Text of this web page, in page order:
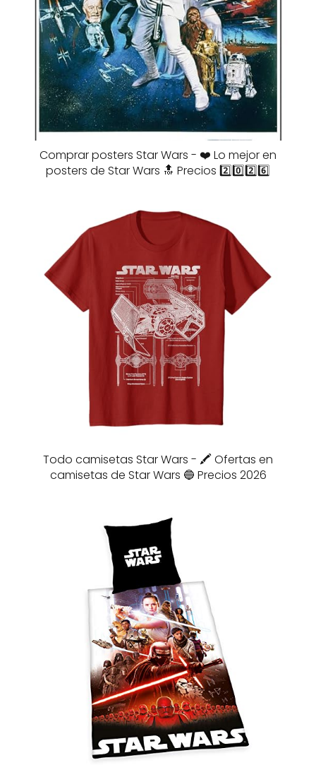
Comprar posters Star Wars - ❤️ Lo mejor en
posters de Star Wars 🔝 Precios 2️⃣0️⃣2️⃣6️⃣
Todo camisetas Star Wars - 🖍️ Ofertas en
camisetas de Star Wars 🔵 Precios 2026